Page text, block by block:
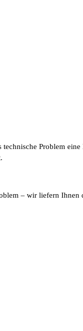
technische Problem
– wir liefern Ihnen